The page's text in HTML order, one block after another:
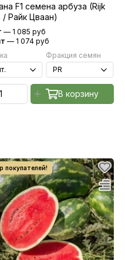
F1 семена арбуза (Rijk
/ Райк Цваан)
— 1 085 руб
— 1 074 руб
Фракция семян
В корзину